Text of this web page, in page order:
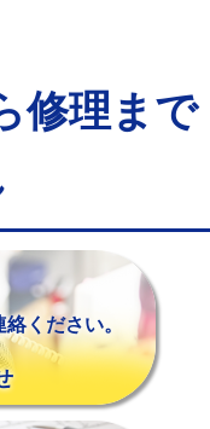
38,500円
修理まで
ください。